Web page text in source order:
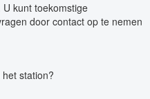
kunt toekomstige
door contact op te nemen
station?